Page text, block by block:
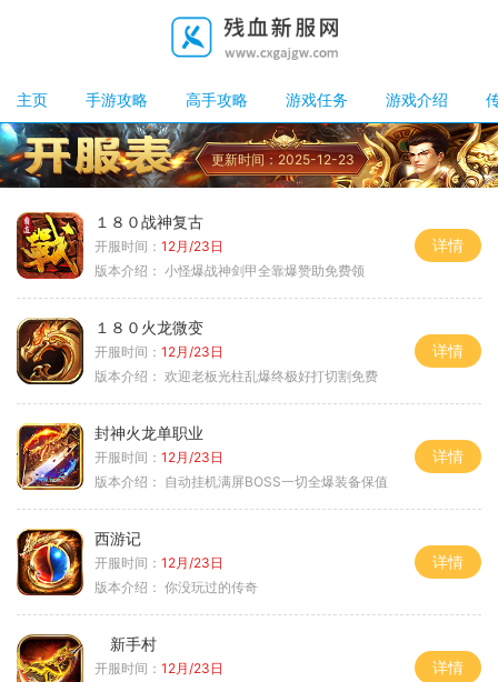
主页 手游攻略 高手攻略 游戏任务 游戏介绍
更新时间：2025-12-23
１８０战神复古
开服时间： 12月/23日
版本介绍： 小怪爆战神剑甲全靠爆赞助免费领
详情
１８０火龙微变
开服时间： 12月/23日
版本介绍： 欢迎老板光柱乱爆终极好打切割免费
详情
封神火龙单职业
开服时间： 12月/23日
版本介绍： 自动挂机满屏BOSS一切全爆装备保值
详情
西游记
开服时间： 12月/23日
版本介绍： 你没玩过的传奇
详情
新手村
开服时间： 12月/23日
详情